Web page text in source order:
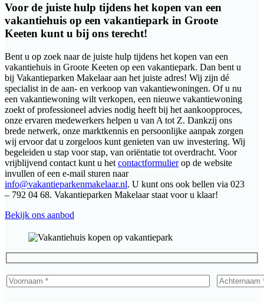
Voor de juiste hulp tijdens het kopen van een
vakantiehuis op een vakantiepark in Groote
Keeten kunt u bij ons terecht!
Bent u op zoek naar de juiste hulp tijdens het kopen van een
vakantiehuis in Groote Keeten op een vakantiepark. Dan bent u
bij Vakantieparken Makelaar aan het juiste adres! Wij zijn dé
specialist in de aan- en verkoop van vakantiewoningen. Of u nu
een vakantiewoning wilt verkopen, een nieuwe vakantiewoning
zoekt of professioneel advies nodig heeft bij het aankoopproces,
onze ervaren medewerkers helpen u van A tot Z. Dankzij ons
brede netwerk, onze marktkennis en persoonlijke aanpak zorgen
wij ervoor dat u zorgeloos kunt genieten van uw investering. Wij
begeleiden u stap voor stap, van oriëntatie tot overdracht. Voor
vrijblijvend contact kunt u het contactformulierop de website
invullen of een e-mail sturen naar
info@vakantieparkenmakelaar.nl. U kunt ons ook bellen via 023
– 792 04 68. Vakantieparken Makelaar staat voor u klaar!
Bekijk ons aanbod